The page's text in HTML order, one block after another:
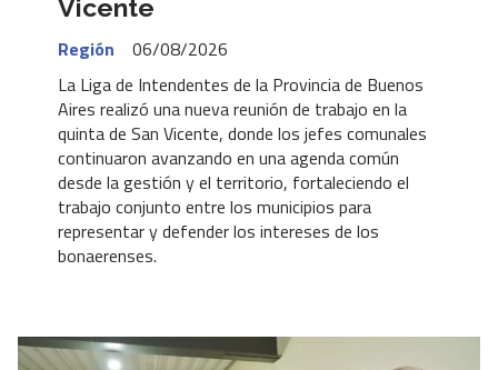
Vicente
Región
06/08/2026
La Liga de Intendentes de la Provincia de Buenos
Aires realizó una nueva reunión de trabajo en la
quinta de San Vicente, donde los jefes comunales
continuaron avanzando en una agenda común
desde la gestión y el territorio, fortaleciendo el
trabajo conjunto entre los municipios para
representar y defender los intereses de los
bonaerenses.